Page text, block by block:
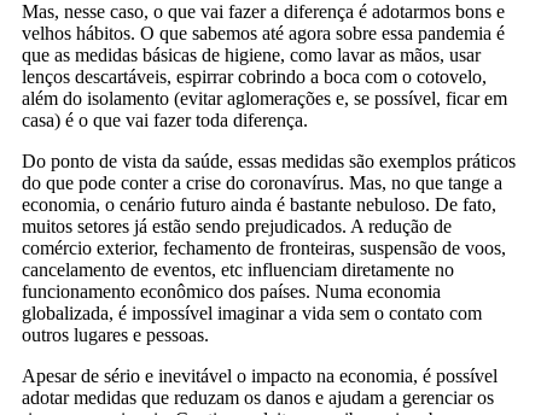
Mas, nesse caso, o que vai fazer a diferença é adotarmos bons e
velhos hábitos. O que sabemos até agora sobre essa pandemia é
que as medidas básicas de higiene, como lavar as mãos, usar
lenços descartáveis, espirrar cobrindo a boca com o cotovelo,
além do isolamento (evitar aglomerações e, se possível, ficar em
casa) é o que vai fazer toda diferença.
Do ponto de vista da saúde, essas medidas são exemplos práticos
do que pode conter a crise do coronavírus. Mas, no que tange a
economia, o cenário futuro ainda é bastante nebuloso. De fato,
muitos setores já estão sendo prejudicados. A redução de
comércio exterior, fechamento de fronteiras, suspensão de voos,
cancelamento de eventos, etc influenciam diretamente no
funcionamento econômico dos países. Numa economia
globalizada, é impossível imaginar a vida sem o contato com
outros lugares e pessoas.
Apesar de sério e inevitável o impacto na economia, é possível
adotar medidas que reduzam os danos e ajudam a gerenciar os